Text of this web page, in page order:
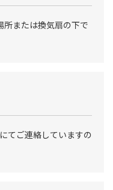
所または換気扇の下で
てご連絡していますの